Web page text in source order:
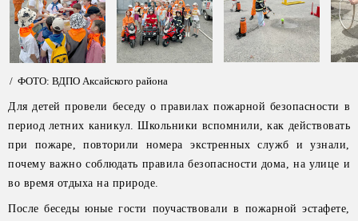
/ ФОТО: ВДПО Аксайского района
Для детей провели беседу о правилах пожарной безопасности в
период летних каникул. Школьники вспомнили, как действовать
при пожаре, повторили номера экстренных служб и узнали,
почему важно соблюдать правила безопасности дома, на улице и
во время отдыха на природе.
После беседы юные гости поучаствовали в пожарной эстафете,